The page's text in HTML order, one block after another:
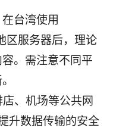
台湾使用
区服务器后，理论
。需注意不同平
、机场等公共网
升数据传输的安全